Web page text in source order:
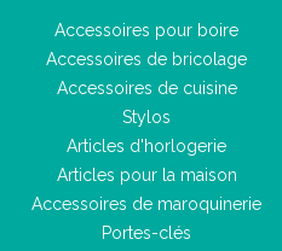
Accessoires pour boire
Accessoires de bricolage
Accessoires de cuisine
Stylos
Articles d'horlogerie
Articles pour la maison
Accessoires de maroquinerie
Portes-clés